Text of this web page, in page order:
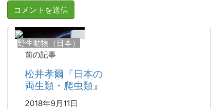
野生動物（日本）
前の記事
松井孝爾『日本の
両生類・爬虫類』
2018年9月11日